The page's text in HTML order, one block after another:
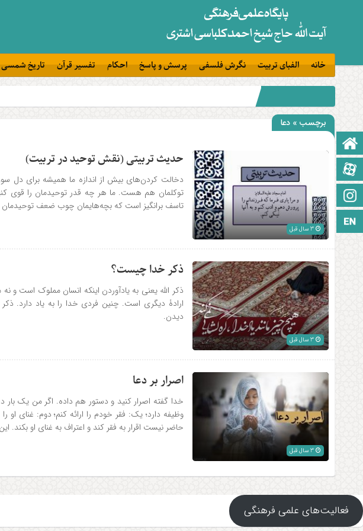
خانه الفبای تربیت نگرش فلسفی پرسش و پاسخ احکام تفسیر قرآن تاریخ شمسی
صفحه نخست
اینستاگرام
زبان انگلیسی
برچسب » دعا
حدیث تربیتی (نقش توحید در تربیت)
دخالت کردن‌های بیش از اندازه ما همیشه برای دل
توکلمان هم هست. ما هر چه قدر توحیدمان را قوی
تاسف برانگیز است که بچه‌هایمان چوب ضعف توحیدمان
ذکر خدا چیست؟
ذکر الله یعنی به یادآوردن اینکه انسان مملوک است و
ارادۀ دیگری است. چنین فردی خدا را به یاد دارد.
دیدن.
اصرار بر دعا
خدا گفته اصرار کنید و دستور هم داده. اگر من یک بار
وظیفه دارد؛ یک: فقر خودم را ارائه کنم؛ دوم: غنای او
حاضر نیست اقرار به فقر کند و اعتراف به غنای او بکند.
فعالیت‌های علمی فرهنگی